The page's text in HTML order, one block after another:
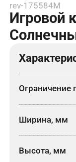
rev-175584М
Игровой
Ограничение
Ширина, мм
Высота, мм